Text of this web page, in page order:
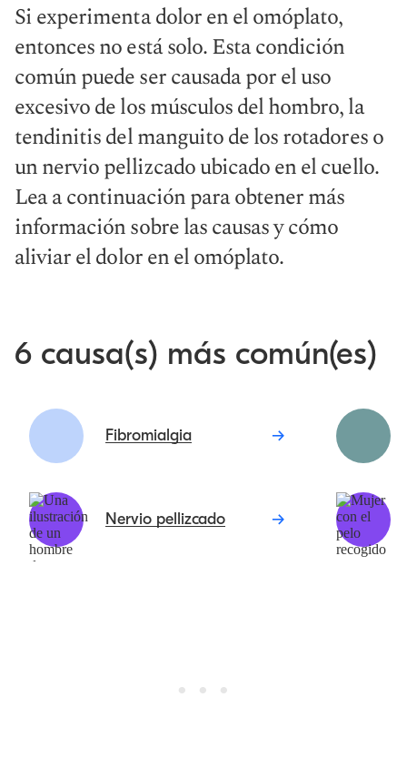
Si experimenta dolor en el omóplato,
entonces no está solo. Esta condición
común puede ser causada por el uso
excesivo de los músculos del hombro, la
tendinitis del manguito de los rotadores o
un nervio pellizcado ubicado en el cuello.
Lea a continuación para obtener más
información sobre las causas y cómo
aliviar el dolor en el omóplato.
6 causa(s) más común(es)
Fibromialgia
Nervio pellizcado